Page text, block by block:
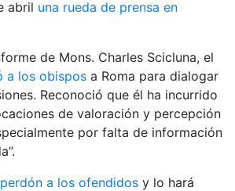
abril una rueda de prensa en
de Mons. Charles Scicluna, el
a los obispos a Roma para dialogar
Reconoció que él ha incurrido
de valoración y percepción
por falta de información
a los ofendidos y lo hará